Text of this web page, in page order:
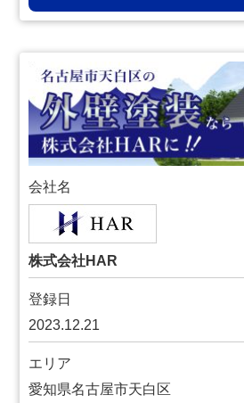
会社名
株式会社HAR
登録日
2023.12.21
エリア
愛知県名古屋市天白区